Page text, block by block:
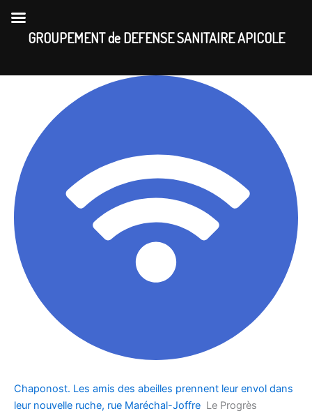
content
Chaponost. Les amis des abeilles prennent leur envol dans
leur nouvelle ruche, rue Maréchal-Joffre Le Progrès
GROUPEMENT de DEFENSE SANITAIRE APICOLE